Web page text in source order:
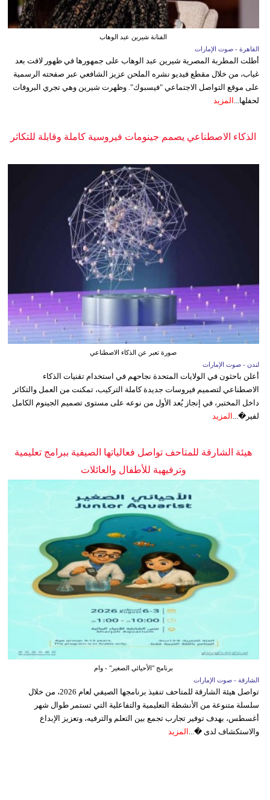
الفنانة شيرين عبد الوهاب
القاهرة - صوت الإمارات
أطلت المطربة المصرية شيرين عبد الوهاب على جمهورها في ظهور لافت بعد
غياب، من خلال مقطع فيديو نشره الملحن عزيز الشافعي عبر صفحته الرسمية
على موقع التواصل الاجتماعي "فيسبوك". وظهرت شيرين وهي تجري البروفات
لحفلها... المزيد
الذكاء الاصطناعي يصمم جينومات فيروسية كاملة وقابلة للتكاثر
صورة تعبر عن الذكاء الاصطناعي
لندن - صوت الإمارات
أعلن باحثون في الولايات المتحدة نجاحهم في استخدام تقنيات الذكاء
الاصطناعي لتصميم فيروسات جديدة كاملة التركيب، تمكنت من العمل والتكاثر
داخل المختبر، في إنجاز يُعد الأول من نوعه على مستوى تصميم الجينوم الكامل
لفير�...
المزيد
هيئة الشارقة للمتاحف تواصل فعالياتها الصيفية ببرامج تعليمية
وترفيهية للأطفال والعائلات
برنامج "الأحيائي الصغير" - وام
الشارقة - صوت الإمارات
تواصل هيئة الشارقة للمتاحف تنفيذ برنامجها الصيفي لعام 2026، من خلال
سلسلة متنوعة من الأنشطة التعليمية والتفاعلية التي تستمر طوال شهر
أغسطس، بهدف توفير تجارب تجمع بين التعلم والترفيه، وتعزيز الإبداع
والاستكشاف لدى �... المزيد